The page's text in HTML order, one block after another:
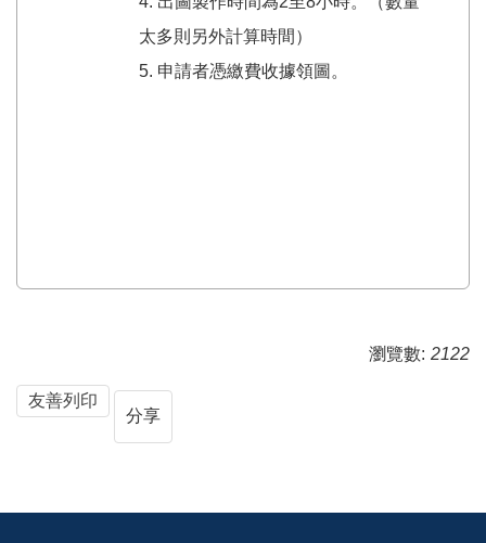
太多則另外計算時間）
5. 申請者憑繳費收據領圖。
瀏覽數: 2122
友善列印
分享